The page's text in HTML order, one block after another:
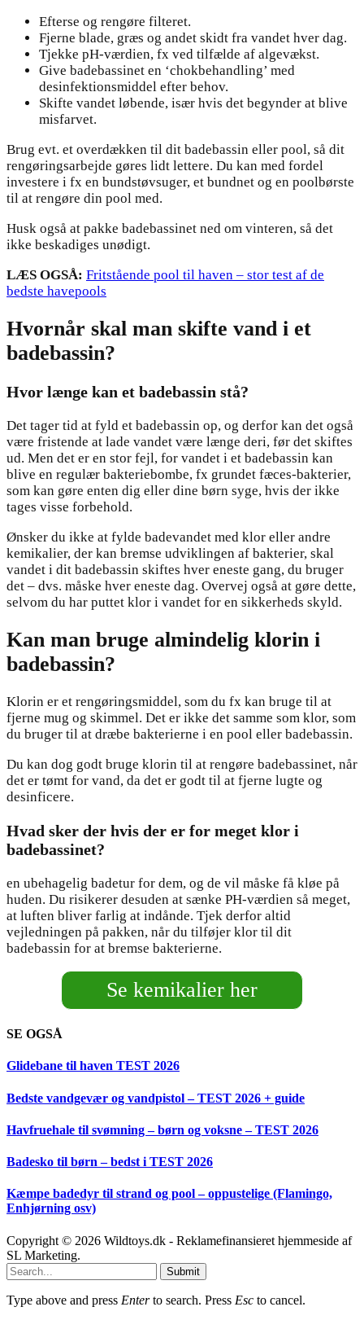
Efterse og rengøre filteret.
Fjerne blade, græs og andet skidt fra vandet hver dag.
Tjekke pH-værdien, fx ved tilfælde af algevækst.
Give badebassinet en ‘chokbehandling’ med
desinfektionsmiddel efter behov.
Skifte vandet løbende, især hvis det begynder at blive
misfarvet.
Brug evt. et overdækken til dit badebassin eller pool, så dit
rengøringsarbejde gøres lidt lettere. Du kan med fordel
investere i fx en bundstøvsuger, et bundnet og en poolbørste
til at rengøre din pool med.
Husk også at pakke badebassinet ned om vinteren, så det
ikke beskadiges unødigt.
LÆS OGSÅ: Fritstående pool til haven – stor test af de
bedste havepools
Hvornår skal man skifte vand i et
badebassin?
Hvor længe kan et badebassin stå?
Det tager tid at fyld et badebassin op, og derfor kan det også
være fristende at lade vandet være længe deri, før det skiftes
ud. Men det er en stor fejl, for vandet i et badebassin kan
blive en regulær bakteriebombe, fx grundet fæces-bakterier,
som kan gøre enten dig eller dine børn syge, hvis der ikke
tages visse forbehold.
Ønsker du ikke at fylde badevandet med klor eller andre
kemikalier, der kan bremse udviklingen af bakterier, skal
vandet i dit badebassin skiftes hver eneste gang, du bruger
det – dvs. måske hver eneste dag. Overvej også at gøre dette,
selvom du har puttet klor i vandet for en sikkerheds skyld.
Kan man bruge almindelig klorin i
badebassin?
Klorin er et rengøringsmiddel, som du fx kan bruge til at
fjerne mug og skimmel. Det er ikke det samme som klor, som
du bruger til at dræbe bakterierne i en pool eller badebassin.
Du kan dog godt bruge klorin til at rengøre badebassinet, når
det er tømt for vand, da det er godt til at fjerne lugte og
desinficere.
Hvad sker der hvis der er for meget klor i
badebassinet?
en ubehagelig badetur for dem, og de vil måske få kløe på
huden. Du risikerer desuden at sænke PH-værdien så meget,
at luften bliver farlig at indånde. Tjek derfor altid
vejledningen på pakken, når du tilføjer klor til dit
badebassin for at bremse bakterierne.
Se kemikalier her
SE OGSÅ
Glidebane til haven TEST 2026
Bedste vandgevær og vandpistol – TEST 2026 + guide
Havfruehale til svømning – børn og voksne – TEST 2026
Badesko til børn – bedst i TEST 2026
Kæmpe badedyr til strand og pool – oppustelige (Flamingo,
Enhjørning osv)
Copyright © 2026 Wildtoys.dk - Reklamefinansieret hjemmeside af
SL Marketing.
Submit
Type above and press Enterto search. Press Esc to cancel.